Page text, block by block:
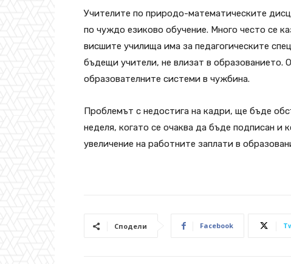
Учителите по природо-математическите
по чуждо езиково обучение. Много често се
висшите училища има за педагогическите
бъдещи учители, не влизат в образованието.
образователните системи в чужбина.
Проблемът с недостига на кадри, ще бъде
неделя, когато се очаква да бъде подписан и
увеличение на работните заплати в
Сподели Facebook